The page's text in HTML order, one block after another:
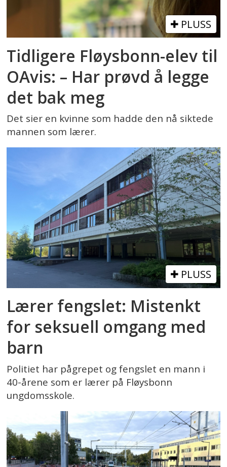
PLUSS
Tidligere Fløysbonn-elev til
OAvis: – Har prøvd å legge
det bak meg
Det sier en kvinne som hadde den nå siktede
mannen som lærer.
PLUSS
Lærer fengslet: Mistenkt
for seksuell omgang med
barn
Politiet har pågrepet og fengslet en mann i
40-årene som er lærer på Fløysbonn
ungdomsskole.